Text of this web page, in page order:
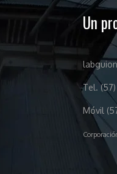
Un
Tel.
Móvil